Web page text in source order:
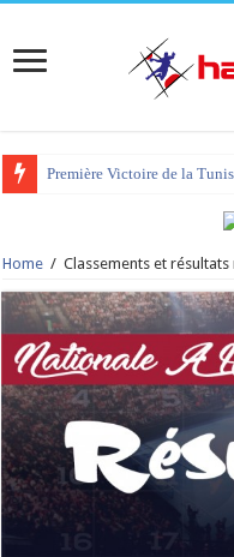
Première Victoire de la
Home / Classements et